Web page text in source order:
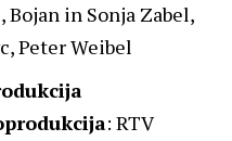
Bojan in Sonja Zabel,
Peter Weibel
: RTV